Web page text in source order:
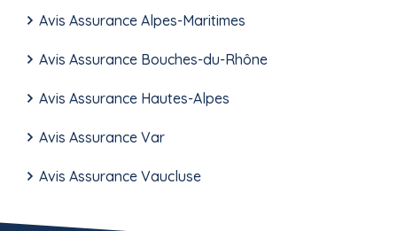
Avis Assurance Alpes-Maritimes
Avis Assurance Bouches-du-Rhône
Avis Assurance Hautes-Alpes
Avis Assurance Var
Avis Assurance Vaucluse